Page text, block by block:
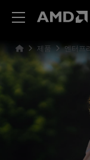
제품 엔터프